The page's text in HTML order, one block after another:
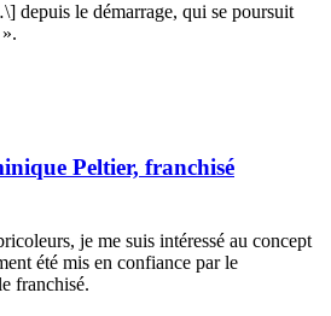
depuis le démarrage, qui se poursuit
Peltier, franchisé
je me suis intéressé au concept
été mis en confiance par le
franchisé.